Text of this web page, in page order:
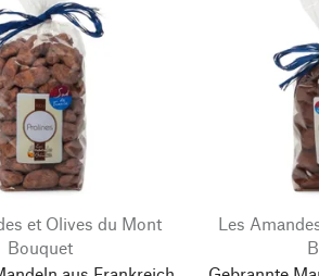
et Olives du Mont
Bouquet
Les